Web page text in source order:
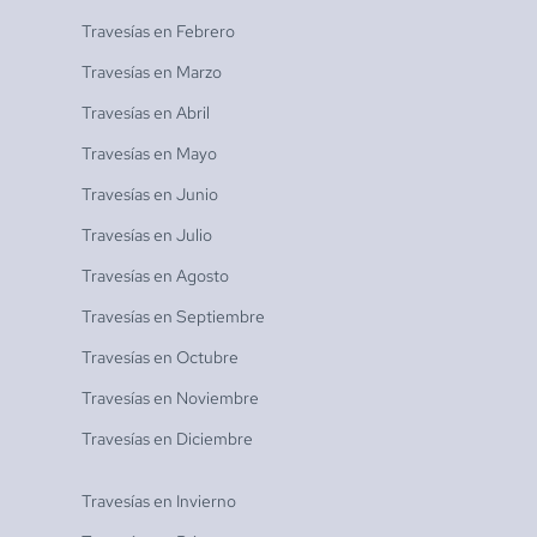
Travesías en Febrero
Travesías en Marzo
Travesías en Abril
Travesías en Mayo
Travesías en Junio
Travesías en Julio
Travesías en Agosto
Travesías en Septiembre
Travesías en Octubre
Travesías en Noviembre
Travesías en Diciembre
Travesías en Invierno